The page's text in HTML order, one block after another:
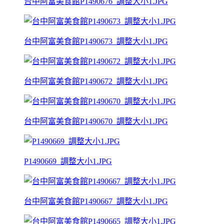
台中阿富美食館P1490673_調整大小1.JPG
台中阿富美食館P1490672_調整大小1.JPG
台中阿富美食館P1490670_調整大小1.JPG
P1490669_調整大小1.JPG
台中阿富美食館P1490667_調整大小1.JPG